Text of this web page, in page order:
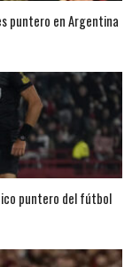
puntero en Argentina
puntero del fútbol